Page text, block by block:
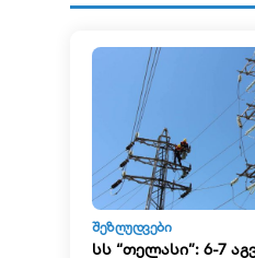
ᲨᲔᲖᲦᲣᲓᲕᲔᲑᲘ
სს “თელასი”: 6-7